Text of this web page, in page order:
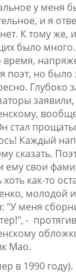
у меня
и я
К тому же,
было много.
время,
поэт, но
Глубоко
заявили,
стал
Каждый
сказать.
ему свои
хоть как-то
молодой
"У меня
-
Мао.
в 1990 году).